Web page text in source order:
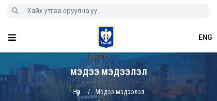
ENG
МЭДЭЭ МЭДЭЭЛЭЛ
Нүүр Мэдээ мэдээлэл